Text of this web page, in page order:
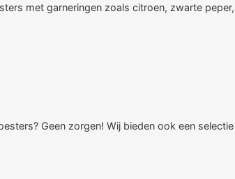
met garneringen zoals citroen, zwarte
Geen zorgen! Wij bieden ook een